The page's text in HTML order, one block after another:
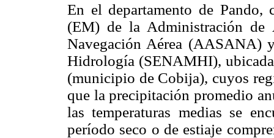
En el departamento de Pando,
(EM) de la Administración de
Navegación Aérea (AASANA)
Hidrología (SENAMHI),
(municipio de Cobija), cuyos
que la precipitación promedio
las temperaturas medias se
período seco o de estiaje